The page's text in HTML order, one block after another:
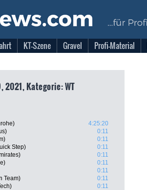
KT-Szene Gravel Profi-Material
2021, Kategorie: WT
4:25:20
0:11
0:11
Step)
0:11
0:11
0:11
0:11
Team)
0:11
0:11